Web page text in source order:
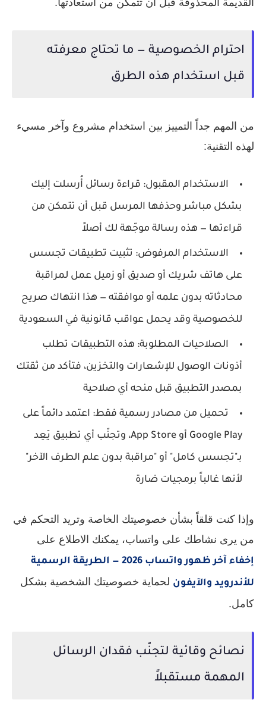
القديمة المحذوفة قبل أن تتمكن من استعادتها.
احترام الخصوصية — ما تحتاج معرفته
قبل استخدام هذه الطرق
من المهم جداً التمييز بين استخدام مشروع وآخر مسيء
لهذه التقنية:
الاستخدام المقبول: قراءة رسائل أُرسلت إليك
بشكل مباشر وحذفها المرسل قبل أن تتمكن من
قراءتها — هذه رسالة موجّهة لك أصلاً
الاستخدام المرفوض: تثبيت تطبيقات تجسس
على هاتف شريك أو صديق أو زميل عمل لمراقبة
محادثاته بدون علمه أو موافقته — هذا انتهاك صريح
للخصوصية وقد يحمل عواقب قانونية في السعودية
الصلاحيات المطلوبة: هذه التطبيقات تطلب
أذونات الوصول للإشعارات والتخزين، فتأكد من ثقتك
بمصدر التطبيق قبل منحه أي صلاحية
تحميل من مصادر رسمية فقط: اعتمد دائماً على
Google Play أو App Store، وتجنّب أي تطبيق يَعِد
بـ"تجسس كامل" أو "مراقبة بدون علم الطرف الآخر"
لأنها غالباً برمجيات ضارة
وإذا كنت قلقاً بشأن خصوصيتك الخاصة وتريد التحكم في
من يرى نشاطك على واتساب، يمكنك الاطلاع على
إخفاء آخر ظهور واتساب 2026 — الطريقة الرسمية
للأندرويد والآيفون لحماية خصوصيتك الشخصية بشكل
كامل.
نصائح وقائية لتجنّب فقدان الرسائل
المهمة مستقبلاً